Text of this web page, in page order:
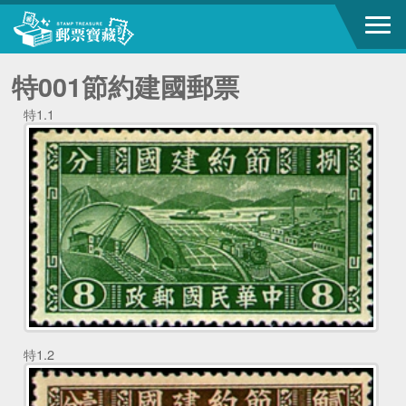
特001節約建國郵票
特1.1
特1.2